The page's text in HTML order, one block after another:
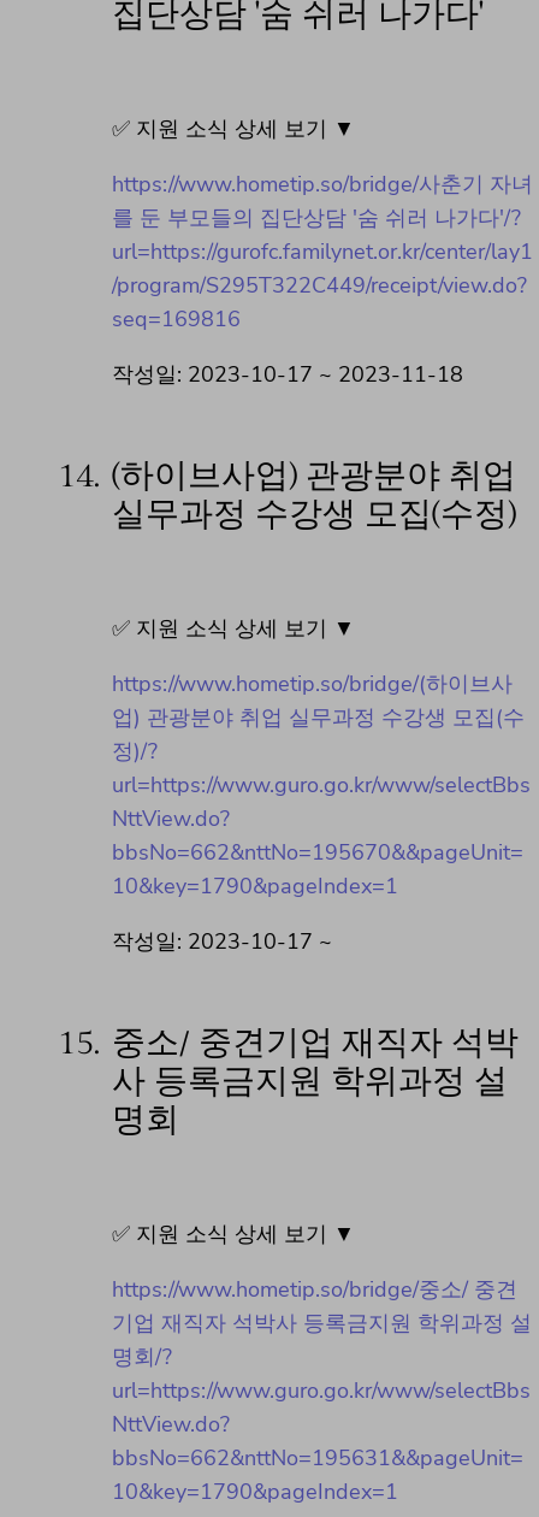
집단상담 '숨 쉬러 나가다'
✅ 지원 소식 상세 보기 ▼
https://www.hometip.so/bridge/사춘기 자녀
를 둔 부모들의 집단상담 '숨 쉬러 나가다'/?
url=https://gurofc.familynet.or.kr/center/lay1
/program/S295T322C449/receipt/view.do?
seq=169816
작성일: 2023-10-17 ~ 2023-11-18
14. (하이브사업) 관광분야 취업
실무과정 수강생 모집(수정)
✅ 지원 소식 상세 보기 ▼
https://www.hometip.so/bridge/(하이브사
업) 관광분야 취업 실무과정 수강생 모집(수
정)/?
url=https://www.guro.go.kr/www/selectBbs
NttView.do?
bbsNo=662&nttNo=195670&&pageUnit=
10&key=1790&pageIndex=1
작성일: 2023-10-17 ~
15. 중소/ 중견기업 재직자 석박
사 등록금지원 학위과정 설
명회
✅ 지원 소식 상세 보기 ▼
https://www.hometip.so/bridge/중소/ 중견
기업 재직자 석박사 등록금지원 학위과정 설
명회/?
url=https://www.guro.go.kr/www/selectBbs
NttView.do?
bbsNo=662&nttNo=195631&&pageUnit=
10&key=1790&pageIndex=1